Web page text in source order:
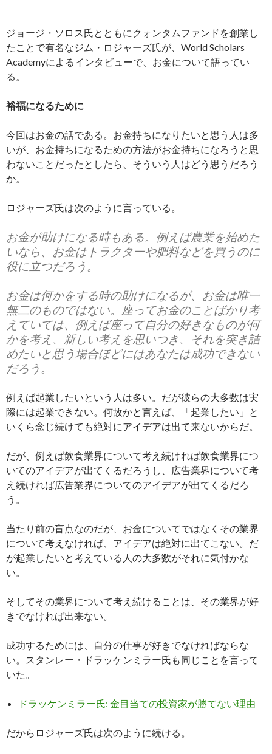
ジョージ・ソロス氏とともにクォンタムファンドを創業し
たことで有名なジム・ロジャーズ氏が、World Scholars
Academyによるインタビューで、お金について語ってい
る。
裕福になるために
今回はお金の話である。お金持ちになりたいと思う人は多
いが、お金持ちになるための方法がお金持ちになろうと思
わないことだったとしたら、そういう人はどう思うだろう
か。
ロジャーズ氏は次のように言っている。
お金が助けになる時もある。例えば農業を始めた
いなら、お金はトラクターや肥料などを買うのに
役に立つだろう。
お金は何かをする時の助けになるが、お金は唯一
無二のものではない。座ってお金のことばかり考
えていては、例えば座って自分の好きなものが何
かを考え、新しい考えを思いつき、それを突き詰
めたいと思う場合ほどにはあなたは成功できない
だろう。
例えば起業したいという人は多い。だが彼らの大多数は実
際には起業できない。何故かと言えば、「起業したい」と
いくら念じ続けても絶対にアイデアは出て来ないからだ。
だが、例えば飲食業界について考え続ければ飲食業界につ
いてのアイデアが出てくるだろうし、広告業界について考
え続ければ広告業界についてのアイデアが出てくるだろ
う。
当たり前の盲点なのだが、お金についてではなくその業界
について考えなければ、アイデアは絶対に出てこない。だ
が起業したいと考えている人の大多数がそれに気付かな
い。
そしてその業界について考え続けることは、その業界が好
きでなければ出来ない。
成功するためには、自分の仕事が好きでなければならな
い。スタンレー・ドラッケンミラー氏も同じことを言って
いた。
ドラッケンミラー氏: 金目当ての投資家が勝てない理由
だからロジャーズ氏は次のように続ける。